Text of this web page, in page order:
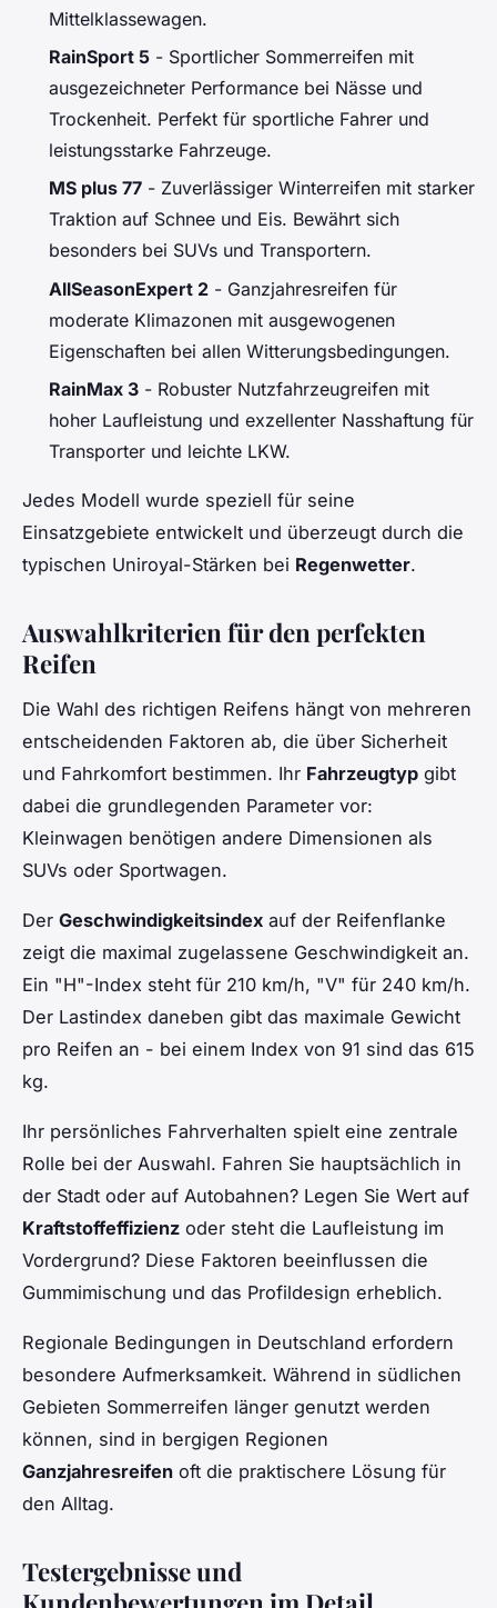
Mittelklassewagen.
RainSport 5 - Sportlicher Sommerreifen mit
ausgezeichneter Performance bei Nässe und
Trockenheit. Perfekt für sportliche Fahrer und
leistungsstarke Fahrzeuge.
MS plus 77 - Zuverlässiger Winterreifen mit starker
Traktion auf Schnee und Eis. Bewährt sich
besonders bei SUVs und Transportern.
AllSeasonExpert 2 - Ganzjahresreifen für
moderate Klimazonen mit ausgewogenen
Eigenschaften bei allen Witterungsbedingungen.
RainMax 3 - Robuster Nutzfahrzeugreifen mit
hoher Laufleistung und exzellenter Nasshaftung für
Transporter und leichte LKW.
Jedes Modell wurde speziell für seine
Einsatzgebiete entwickelt und überzeugt durch die
typischen Uniroyal-Stärken bei Regenwetter.
Auswahlkriterien für den perfekten
Reifen
Die Wahl des richtigen Reifens hängt von mehreren
entscheidenden Faktoren ab, die über Sicherheit
und Fahrkomfort bestimmen. Ihr Fahrzeugtyp gibt
dabei die grundlegenden Parameter vor:
Kleinwagen benötigen andere Dimensionen als
SUVs oder Sportwagen.
Der Geschwindigkeitsindex auf der Reifenflanke
zeigt die maximal zugelassene Geschwindigkeit an.
Ein "H"-Index steht für 210 km/h, "V" für 240 km/h.
Der Lastindex daneben gibt das maximale Gewicht
pro Reifen an - bei einem Index von 91 sind das 615
kg.
Ihr persönliches Fahrverhalten spielt eine zentrale
Rolle bei der Auswahl. Fahren Sie hauptsächlich in
der Stadt oder auf Autobahnen? Legen Sie Wert auf
Kraftstoffeffizienz oder steht die Laufleistung im
Vordergrund? Diese Faktoren beeinflussen die
Gummimischung und das Profildesign erheblich.
Regionale Bedingungen in Deutschland erfordern
besondere Aufmerksamkeit. Während in südlichen
Gebieten Sommerreifen länger genutzt werden
können, sind in bergigen Regionen
Ganzjahresreifen oft die praktischere Lösung für
den Alltag.
Testergebnisse und